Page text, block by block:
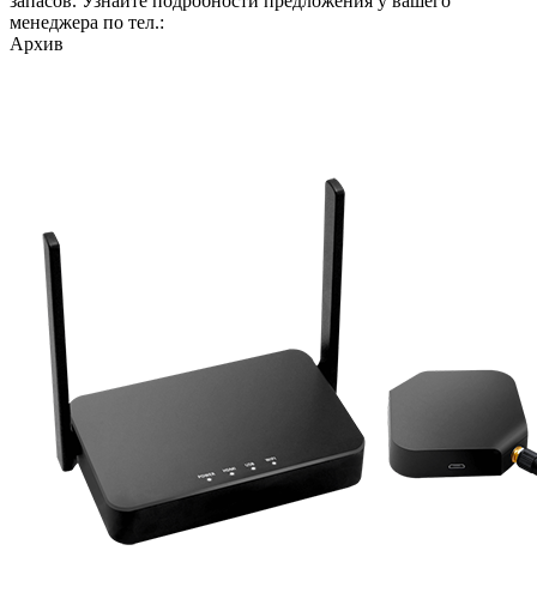
менеджера по тел.:
Архив